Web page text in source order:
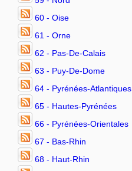
60 - Oise
61 - Orne
62 - Pas-De-Calais
63 - Puy-De-Dome
64 - Pyrénées-Atlantiques
65 - Hautes-Pyrénées
66 - Pyrénées-Orientales
67 - Bas-Rhin
68 - Haut-Rhin